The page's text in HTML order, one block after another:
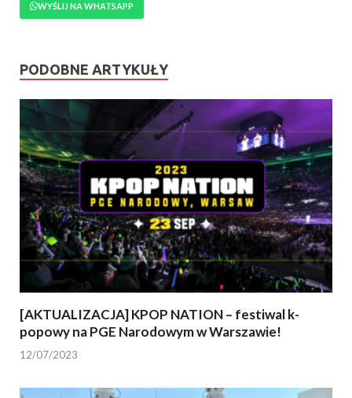
WYŚLIJ NA WHATSAPP
PODOBNE ARTYKUŁY
[AKTUALIZACJA] KPOP NATION – festiwal k-
popowy na PGE Narodowym w Warszawie!
12/07/2023